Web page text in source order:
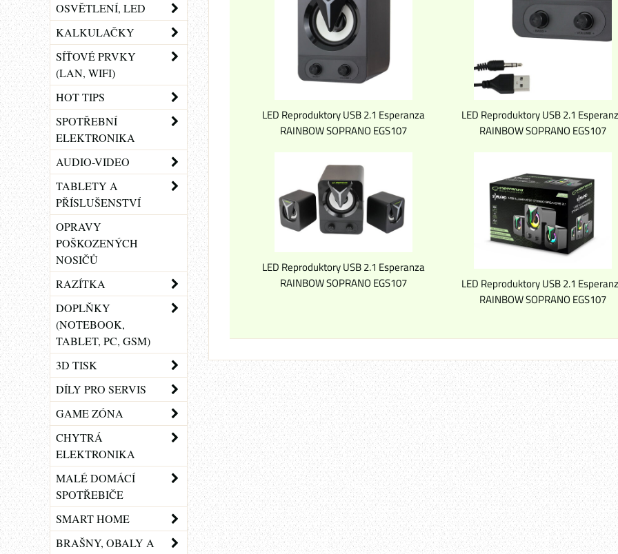
LED Reproduktory USB 2.1 Esperanza
RAINBOW SOPRANO EGS107
LED Reproduktory USB 2.1
RAINBOW SOPRANO EGS107
LED Reproduktory USB 2.1 Esperanza
RAINBOW SOPRANO EGS107
LED Reproduktory USB 2.1
RAINBOW SOPRANO EGS107
OSVĚTLENÍ, LED
KALKULAČKY
SÍŤOVÉ PRVKY
(LAN, WIFI)
HOT TIPS
SPOTŘEBNÍ
ELEKTRONIKA
AUDIO-VIDEO
TABLETY A
PŘÍSLUŠENSTVÍ
OPRAVY
POŠKOZENÝCH
NOSIČŮ
RAZÍTKA
DOPLŇKY
(NOTEBOOK,
TABLET, PC, GSM)
3D TISK
DÍLY PRO SERVIS
GAME ZÓNA
CHYTRÁ
ELEKTRONIKA
MALÉ DOMÁCÍ
SPOTŘEBIČE
SMART HOME
BRAŠNY, OBALY A